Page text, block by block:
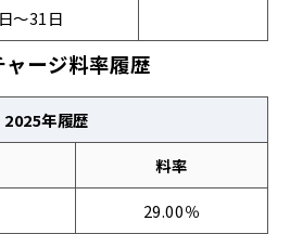
～31日
ージ料率履歴
2025年履歴
料率
29.00％